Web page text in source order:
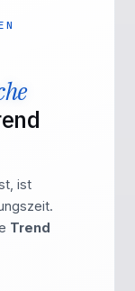
ist
Trend